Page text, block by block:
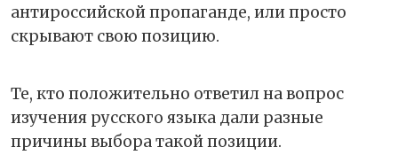
антироссийской пропаганде, или просто
скрывают свою позицию.
Те, кто положительно ответил на вопрос
изучения русского языка дали разные
причины выбора такой позиции.